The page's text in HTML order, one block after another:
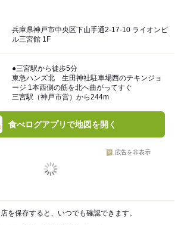
兵庫県神戸市中央区下山手通2-17-10 ライオンビ
ル三宮館 1F
●三宮駅から徒歩5分
東急ハンズ北 生田神社駐車場西のチキンジョ
ージ 1本西側の筋を北へ曲がってすぐ
三宮駅（神戸市営）から244m
食べログアプリで地図を開く
広告を非表示
を保存すると、いつでも確認できます。